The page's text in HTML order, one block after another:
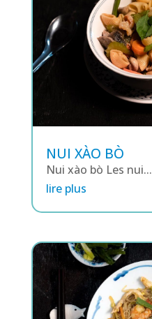
NUI XÀO BÒ
Nui xào bò Les nui...
lire plus